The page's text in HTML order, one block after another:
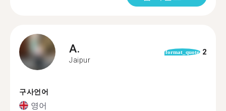
A.
Jaipur
format_quote 2
구사언어
영어